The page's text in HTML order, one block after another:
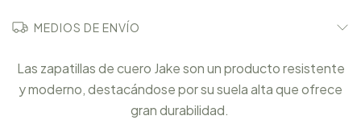
MEDIOS DE ENVÍO
Las zapatillas de cuero Jake son un producto resistente
y moderno, destacándose por su suela alta que ofrece
gran durabilidad.